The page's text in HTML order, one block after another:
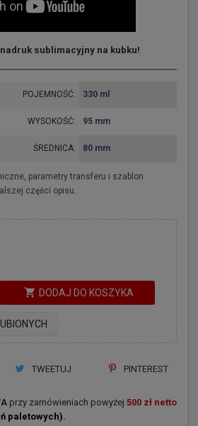
sublimacyjny na kubku!
POJEMNOŚĆ: 330 ml
WYSOKOŚĆ: 95 mm
ŚREDNICA: 80 mm
parametry transferu i szablon
części opisu.
shopping_cart DODAJ DO KOSZYKA
TWEETUJ PINTEREST
przy zamówieniach powyżej 500 zł netto
paletowych).